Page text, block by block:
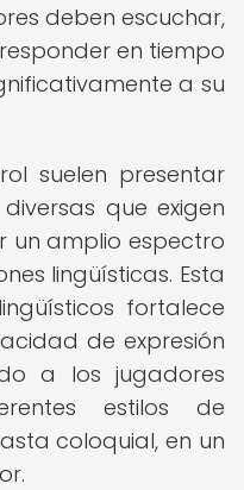
deben escuchar,
en tiempo
a su
suelen presentar
que exigen
un amplio espectro
lingüísticas. Esta
fortalece
de expresión
a los jugadores
estilos de
coloquial, en un